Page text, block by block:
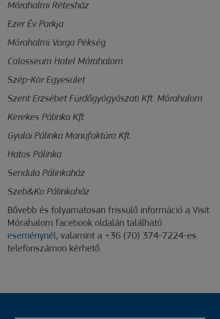
Mórahalmi Rétesház
Ezer Év Parkja
Mórahalmi Varga Pékség
Colosseum Hotel Mórahalom
Szép-Kör Egyesület
Szent Erzsébet Fürdőgyógyászati Kft. Mórahalom
Kerekes Pálinka Kft.
Gyulai Pálinka Manufaktúra Kft.
Hatos Pálinka
Sendula Pálinkaház
Szeb&Ko Pálinkaház
Bővebb és folyamatosan frissülő információ a Visit
Mórahalom facebook oldalán található
eseménynél, valamint a +36 (70) 374-7224-es
telefonszámon kérhető.